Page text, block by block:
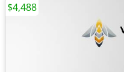
$4,488